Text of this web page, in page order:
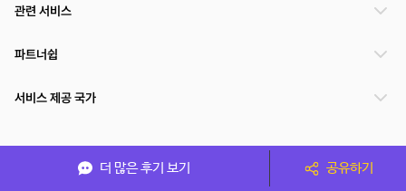
더 많은 후기 보기 공유하기
관련 서비스
파트너쉽
서비스 제공 국가
(주)NSPACE 사업자정보